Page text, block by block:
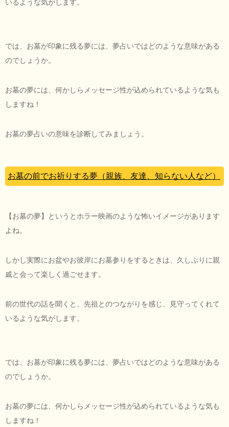
いるような気がします。
では、お墓が印象に残る夢には、夢占いではどのような意味がある
のでしょうか。
お墓の夢には、何かしらメッセージ性が込められているような気も
しますね！
お墓の夢占いの意味を診断してみましょう。
お墓の前でお祈りする夢（親族、友達、知らない人など）
【お墓の夢】というとホラー映画のような怖いイメージがあります
よね。
しかし実際にお盆やお彼岸にお墓参りをするときは、久しぶりに親
戚と会って楽しく過ごせます。
前の世代の話を聞くと、先祖とのつながりを感じ、見守ってくれて
いるような気がします。
では、お墓が印象に残る夢には、夢占いではどのような意味がある
のでしょうか。
お墓の夢には、何かしらメッセージ性が込められているような気も
しますね！